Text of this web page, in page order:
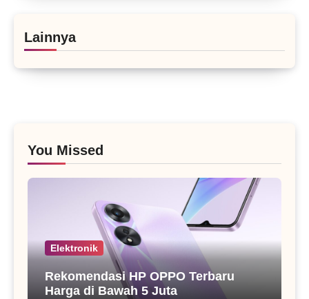
Lainnya
You Missed
Elektronik
Rekomendasi HP OPPO Terbaru
Harga di Bawah 5 Juta